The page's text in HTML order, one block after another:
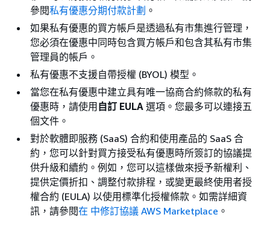
參閱私有優惠分期付款計劃 。
如果私有優惠的買方帳戶是透過私有市集進行管理，
您必須在優惠中同時包含買方帳戶和包含其私有市集
管理員的帳戶。
私有優惠不支援自帶授權 (BYOL) 模型。
當您在私有優惠中建立具有唯一協商合約條款的私有
優惠時，請使用 自訂 EULA 選項。您最多可以連接五
個文件。
對於軟體即服務 (SaaS) 合約和使用產品的 SaaS 合
約，您可以針對買方接受私有優惠時所簽訂的協議提
供升級和續約。例如，您可以這樣做來授予新權利、
提供定價折扣、調整付款排程，或變更最終使用者授
權合約 (EULA) 以使用標準化授權條款。如需詳細資
訊，請參閱在 中修訂協議 AWS Marketplace 。